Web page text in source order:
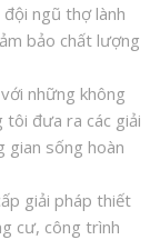
ngũ thợ lành
bảo chất lượng
những không
tôi đưa ra các giải
gian sống hoàn
giải pháp thiết
cư, công trình